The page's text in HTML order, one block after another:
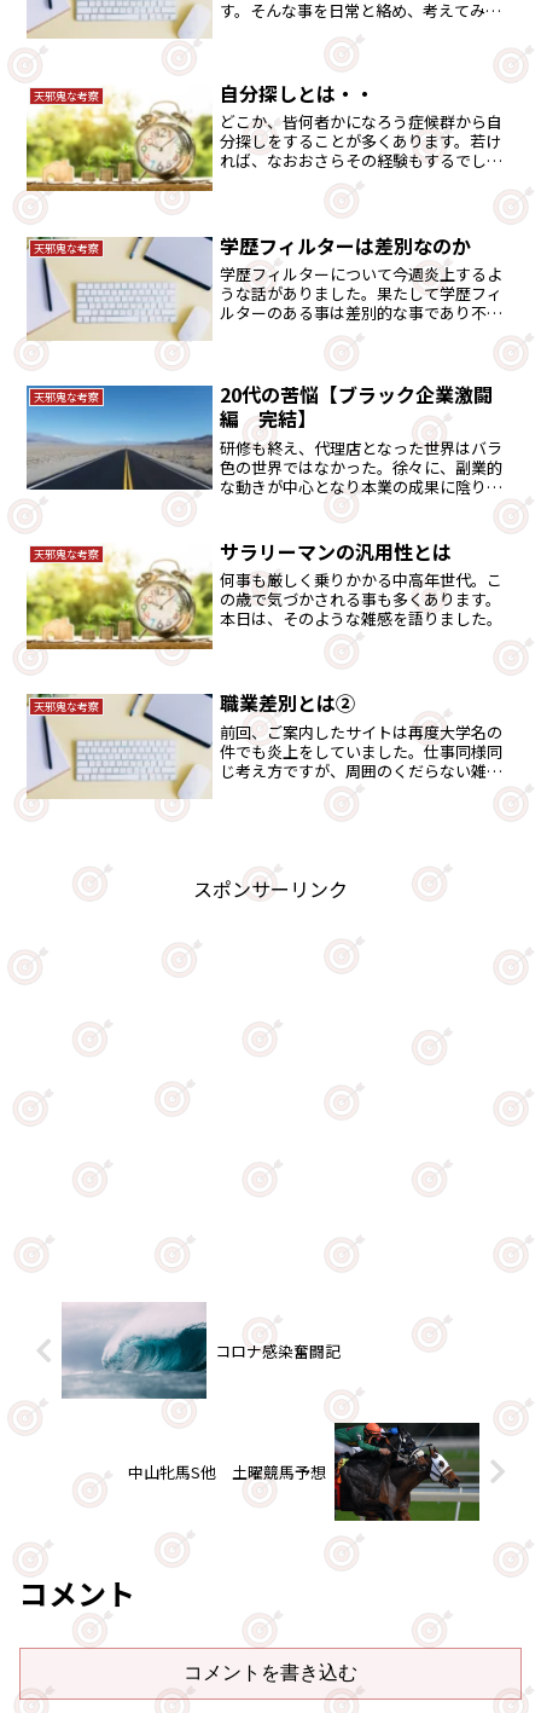
す。そんな事を日常と絡め、考えてみま
天邪鬼な考察 自分探しとは・・
どこか、皆何者かになろう症候群から自
分探しをすることが多くあります。若け
れば、なおおさらその経験もするでしょ
う。自分なりの答えを語りました。
天邪鬼な考察 学歴フィルターは差別なのか
学歴フィルターについて今週炎上するよ
うな話がありました。果たして学歴フィ
ルターのある事は差別的な事であり不公
平なのでしょうか。仕事ができる事と学
歴の関係など考察します。
天邪鬼な考察
20代の苦悩【ブラック企業激闘
編 完結】
研修も終え、代理店となった世界はバラ
色の世界ではなかった。徐々に、副業的
な動きが中心となり本業の成果に陰りが
見えてきた頃に、チャンスの女神が訪れ
る・・。20代の苦悩シリーズの完結編で
す。
天邪鬼な考察 サラリーマンの汎用性とは
何事も厳しく乗りかかる中高年世代。こ
の歳で気づかされる事も多くあります。
本日は、そのような雑感を語りました。
天邪鬼な考察 職業差別とは②
前回、ご案内したサイトは再度大学名の
件でも炎上をしていました。仕事同様同
じ考え方ですが、周囲のくだらない雑音
に左右されないメンタルを持ちましょ
スポンサーリンク
コロナ感染奮闘記
中山牝馬S他 土曜競馬予想
コメント
コメントを書き込む